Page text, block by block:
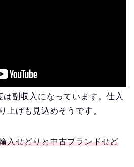
副収入になっています。仕入
上げも見込めそうです。
入せどりと中古ブランドせど